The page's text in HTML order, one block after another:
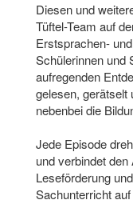
Diesen und
Tüftel-Team auf
Erstsprachen-
Schülerinnen und
aufregenden
gelesen, gerätselt
nebenbei die
Jede Episode
und verbindet
Leseförderung
Sachunterricht